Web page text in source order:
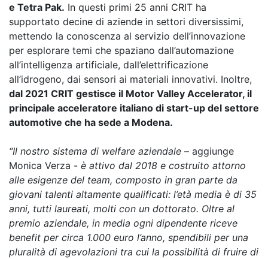
e Tetra Pak. In questi primi 25 anni CRIT ha
supportato decine di aziende in settori diversissimi,
mettendo la conoscenza al servizio dell’innovazione
per esplorare temi che spaziano dall’automazione
all’intelligenza artificiale, dall’elettrificazione
all’idrogeno, dai sensori ai materiali innovativi. Inoltre,
dal 2021 CRIT gestisce il Motor Valley Accelerator, il
principale acceleratore italiano di start-up del settore
automotive che ha sede a Modena.
“Il nostro sistema di welfare aziendale – aggiunge
Monica Verza - è attivo dal 2018 e costruito attorno
alle esigenze del team, composto in gran parte da
giovani talenti altamente qualificati: l’età media è di 35
anni, tutti laureati, molti con un dottorato. Oltre al
premio aziendale, in media ogni dipendente riceve
benefit per circa 1.000 euro l’anno, spendibili per una
pluralità di agevolazioni tra cui la possibilità di fruire di